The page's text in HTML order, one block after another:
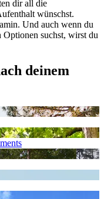
dir all die
wünschst.
Und auch wenn du
Optionen suchst, wirst du
deinem